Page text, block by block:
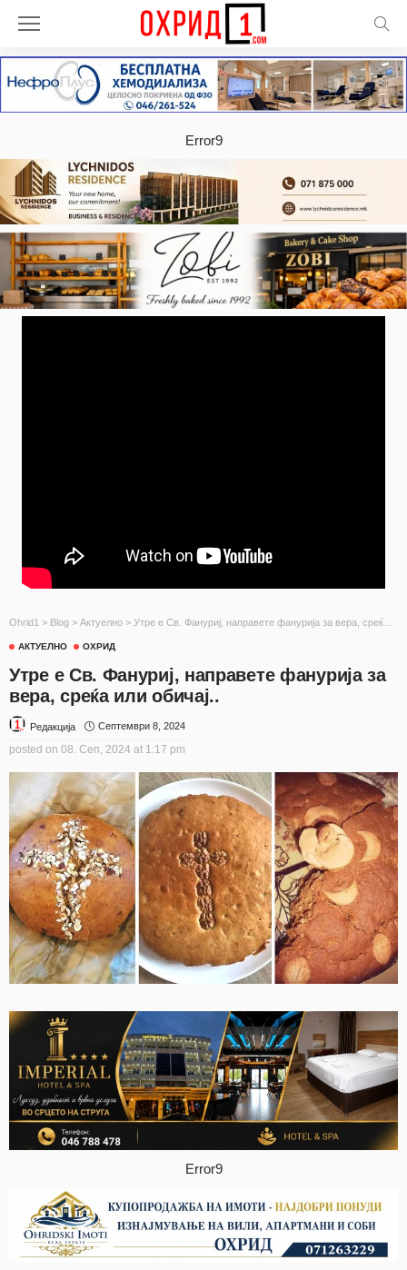
Error9
Ohrid1 > Blog > Актуелно > Утре е Св. Фануриј, направете фанурија за вера, среќа или обичај..
АКТУЕЛНО ОХРИД
Утре е Св. Фануриј, направете фанурија за
вера, среќа или обичај..
Редакција Септември 8, 2024
posted on 08. Сеп, 2024 at 1:17 pm
Error9